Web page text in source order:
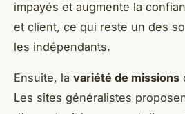
impayés et augmente la
et client, ce qui reste un des
les indépendants.
Ensuite, la variété de missions
Les sites généralistes